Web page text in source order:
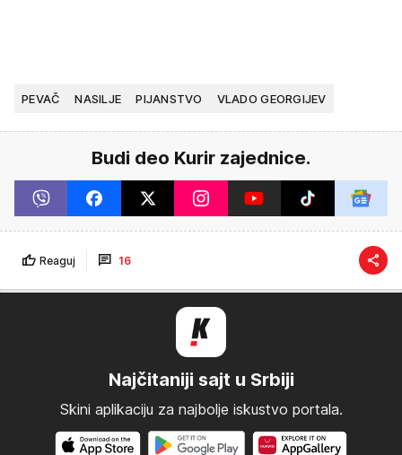
PEVAČ NASILJE PIJANSTVO VLADO GEORGIJEV
Budi deo Kurir zajednice.
Reaguj 16
Najčitaniji sajt u Srbiji
Skini aplikaciju za najbolje iskustvo portala.